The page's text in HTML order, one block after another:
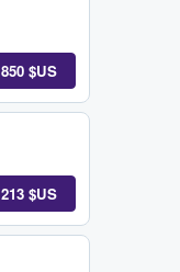
850 $US
213 $US